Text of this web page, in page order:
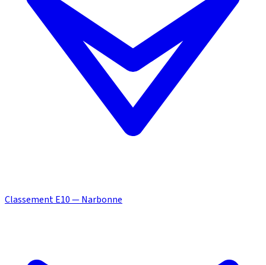
Classement E10 — Narbonne